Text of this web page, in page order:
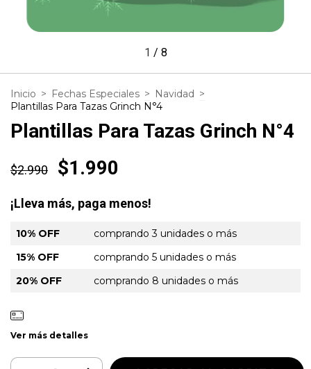
1 / 8
Inicio > Fechas Especiales > Navidad >
Plantillas Para Tazas Grinch N°4
Plantillas Para Tazas Grinch N°4
$2.990 $1.990
¡Lleva más, paga menos!
10% OFF
comprando 3 unidades o más
15% OFF
comprando 5 unidades o más
20% OFF
comprando 8 unidades o más
Ver más detalles